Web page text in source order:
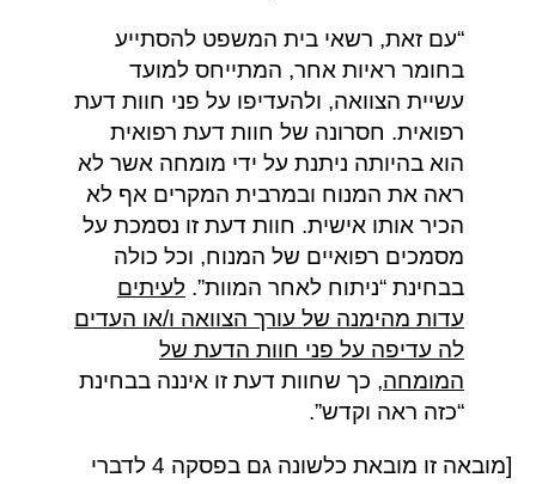
“עם זאת, רשאי בית המשפט להסתייע
בחומר ראיות אחר, המתייחס למועד
עשיית הצוואה, ולהעדיפו על פני חוות דעת
רפואית. חסרונה של חוות דעת רפואית
הוא בהיותה ניתנת על ידי מומחה אשר לא
ראה את המנוח ובמרבית המקרים אף לא
הכיר אותו אישית. חוות דעת זו נסמכת על
מסמכים רפואיים של המנוח, וכל כולה
בבחינת “ניתוח לאחר המוות”. לעיתים
עדות מהימנה של עורך הצוואה ו/או העדים
לה עדיפה על פני חוות הדעת של
המומחה, כך שחוות דעת זו איננה בבחינת
“כזה ראה וקדש”.
[מובאה זו מובאת כלשונה גם בפסקה 4 לדברי